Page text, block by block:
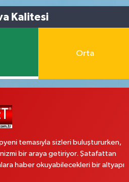
Kalitesi
Orta
temasıyla sizleri buluştururken,
bir araya getiriyor. Şatafattan
haber okuyabilecekleri bir altyapı